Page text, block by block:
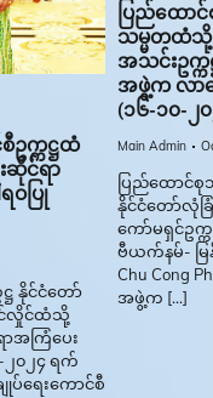
ဥက္ကဋ္ဌထံ
ဆိုင်ရာ
ဝပြု
ဌ နိုင်ငံတော်
ာင်လှိုင်ထံသို့
ာအကြံပေး
-၂၀၂၄ ရက်
ပ်ရေးကောင်စီ
ပြည်ထော
သမ္မတထံသို့
အသင်းဥက္
အဖွဲ့က လာ
(၁၆-၁၀-၂
Main Admin
ပြည်ထောင်စု
နိုင်ငံတော်လုံခ
ကော်မရှင်ဥက္
ဗီယက်နမ်- မြ
Chu Cong
အဖွဲ့က […]